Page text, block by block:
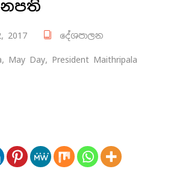
2017 දේශපාලන
, May Day, President Maithripala